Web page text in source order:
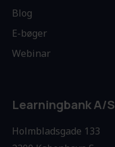
Blog
E-bøger
Webinar
Learningbank A/S
Holmbladsgade 133